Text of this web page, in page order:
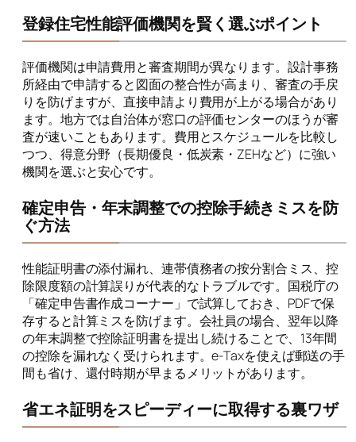
登録住宅性能評価機関を賢く選ぶポイント
評価機関は申請費用と審査期間が異なります。設計事務
所経由で申請すると図面の整合性が高まり、審査の手戻
りを防げますが、直接申請より費用が上がる場合があり
ます。地方では自治体が窓口の評価センターのほうが審
査が速いこともあります。費用とスケジュールを比較し
つつ、得意分野（長期優良・低炭素・ZEHなど）に強い
機関を選ぶと安心です。
確定申告・年末調整での控除手続きミスを防
ぐ方法
性能証明書の添付漏れ、連帯債務者の按分割合ミス、控
除限度額の計算誤りが代表的なトラブルです。国税庁の
「確定申告書作成コーナー」で試算しておき、PDFで保
存すると計算ミスを防げます。会社員の場合、翌年以降
の年末調整で控除証明書を提出し続けることで、13年間
の控除を漏れなく受けられます。e-Taxを使えば郵送の手
間も省け、還付時期が早まるメリットがあります。
省エネ証明をスピーディーに取得する裏ワザ